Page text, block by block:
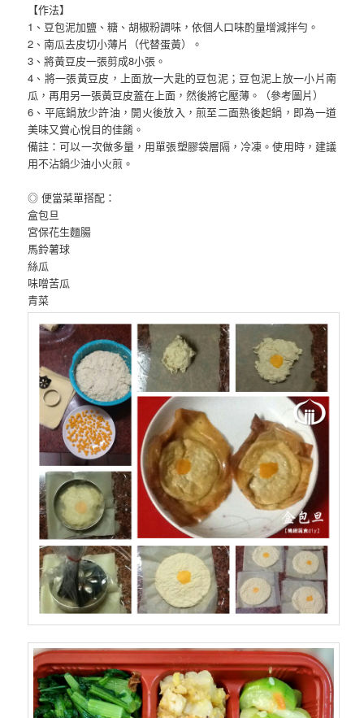
【作法】
1、豆包泥加鹽、糖、胡椒粉調味，依個人口味酌量增減拌勻。
2、南瓜去皮切小薄片（代替蛋黃）。
3、將黃豆皮一張剪成8小張。
4、將一張黃豆皮，上面放一大匙的豆包泥；豆包泥上放一小片南
瓜，再用另一張黃豆皮蓋在上面，然後將它壓薄。（參考圖片）
6、平底鍋放少許油，開火後放入，煎至二面熟後起鍋，即為一道
美味又賞心悅目的佳餚。
備註：可以一次做多量，用單張塑膠袋層隔，冷凍。使用時，建議
用不沾鍋少油小火煎。
◎ 便當菜單搭配：
盒包旦
宮保花生麵腸
馬鈴薯球
絲瓜
味噌苦瓜
青菜